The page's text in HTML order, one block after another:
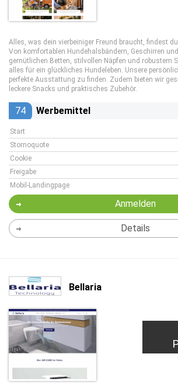
Alles, was dein vierbeiniger Freund braucht, findest du
Von komfortablen Hundehalsbändern, Geschirren
gemütlichen Betten, stilvollen Näpfen und robustem
alles für ein glückliches Hundeleben. Unsere
perfekte Ausstattung zu finden. Zudem bieten wir
leckere Snacks und praktisches Zubehör.
74 Werbemittel
Start
Stornoquote
Cookie
Freigabe
Mobil-Landingpage
Anmelden
Details
Bellaria